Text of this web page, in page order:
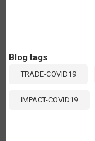
Blog tags
TRADE-COVID19
IMPACT-COVID19